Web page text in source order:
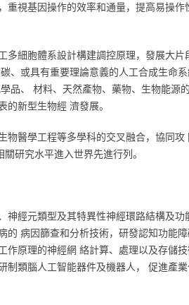
重視基因操作的效率和通量，提高易操作
細胞體系設計構建調控原理，發展大片
、或具有重要理論意義的人工合成生命
品、 材料、天然產物、藥物、生物能源
新型生物經 濟發展。
物醫學工程等多學科的交叉融合，協同攻
研究水平進入世界先進行列。
神經元類型及其特異性神經環路結構及功
的 病因篩查和分析技術，研發認知功能
作原理的神經網 絡計算、處理以及存儲
制類腦人工智能器件及機器人， 促進產